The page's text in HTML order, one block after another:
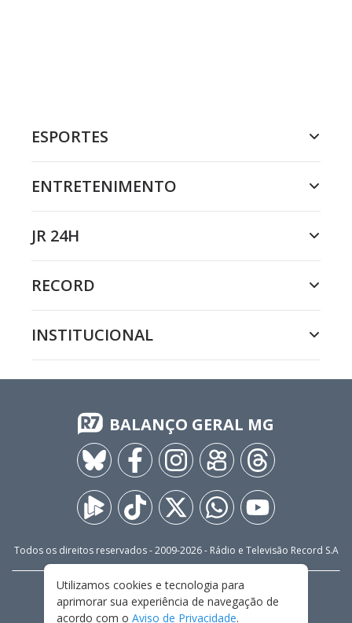
ESPORTES
ENTRETENIMENTO
JR 24H
RECORD
INSTITUCIONAL
BALANÇO GERAL MG
Todos os direitos reservados - 2009-2026- Rádio e Televisão Record S.A
FALE CONOSCO
PRIVACIDADE
TERMOS E CONDIÇÕES DE USO
Utilizamos cookies e tecnologia para
aprimorar sua experiência de navegação de
acordo com o Aviso de Privacidade.